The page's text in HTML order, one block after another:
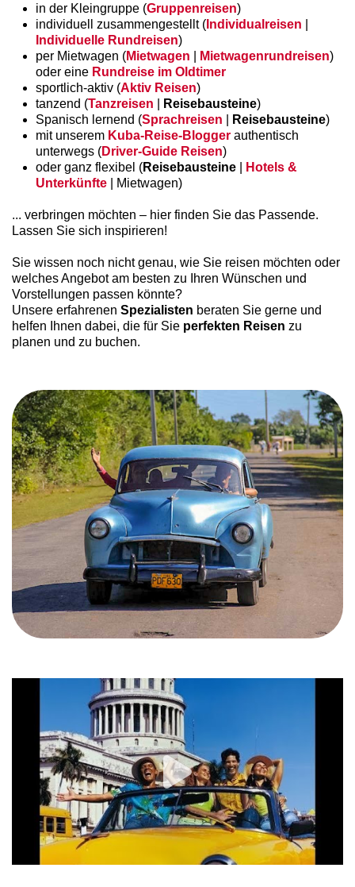
in der Kleingruppe (Gruppenreisen)
individuell zusammengestellt ( Individualreisen
Individuelle Rundreisen)
per Mietwagen (Mietwagen Mietwagenrundreisen)
oder eine Rundreise im Oldtimer
sportlich-aktiv (Aktiv Reisen)
tanzend (Tanzreisen Reisebausteine)
Spanisch lernend (Sprachreisen Reisebausteine)
mit unserem Kuba-Reise-Blogger authentisch
unterwegs (Driver-Guide Reisen)
oder ganz flexibel (Reisebausteine
Hotels &
Unterkünfte | Mietwagen)
... verbringen möchten – hier finden Sie das Passende.
Lassen Sie sich inspirieren!
Sie wissen noch nicht genau, wie Sie reisen möchten oder
welches Angebot am besten zu Ihren Wünschen und
Vorstellungen passen könnte?
Unsere erfahrenen Spezialisten beraten Sie gerne und
helfen Ihnen dabei, die für Sie perfekten Reisen zu
planen und zu buchen.